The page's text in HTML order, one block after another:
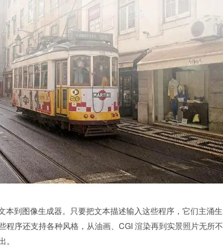
到图像生成器。只要把文本描述输入这些程序，它们主涌生
程序还支持各种风格，从油画、CGI 渲染再到实景照片无所不